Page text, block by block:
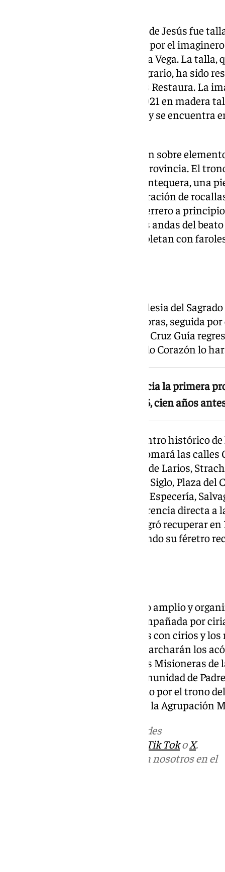
La imagen del Sagrado Corazón de Jesús fue
policromada y estofada en 1948 por el
Mesa, natural de Churriana de la Vega. La
la Iglesia de Santa María del Sagrario, ha sido
Salvo Rabasco, de la firma Aetos Restaura. La
por su parte, fue realizada en 2021 en madera
artista veileño Alejandro López y se encuentra
Las dos imágenes procesionarán sobre
cofradías y agrupaciones de la provincia. El
la Agrupación de Cofradías de Antequera, una
de inspiración rococó, con decoración de
diseñada por Antonio García Herrero a
por Bartolomé García Pérez. Las andas del
Hermandad del Amor y se completan con
La procesión partirá desde la Iglesia del
iniciará la marcha a las 19.30 horas, seguida
las 19.55 horas. Se estima que la Cruz Guía
22.45 horas y el trono del Sagrado Corazón lo
El recorrido toma como referencia la primera
el Padre Arnaiz recuperó en 1915, cien años
El itinerario discurrirá por el centro histórico de
Ignacio de Loyola, la comitiva tomará las calles
Nueva, Liborio García, Marqués de Larios,
San Agustín, Granada, Plaza del Siglo, Plaza del
Constitución, para regresar por Especería,
origen. Este trazado es una referencia directa
Corazón que el propio Arnaiz logró recuperar
fúnebre del jesuita en 1926, cuando su féretro
El desfile contará con un cortejo amplio y
la comitiva la Cruz de Guía acompañada por
seguidos por los tramos de fieles con cirios y
Padre Arnaiz. A continuación marcharán los
Tiburcio Arnaiz, seguidos por las Misioneras
Apostolado de la Oración, la comunidad de
navetas. El cierre estará formado por el trono
el acompañamiento musical de la Agrupación
en las redes
Tik TokoX.
Puedes ponerte en contacto con nosotros en el